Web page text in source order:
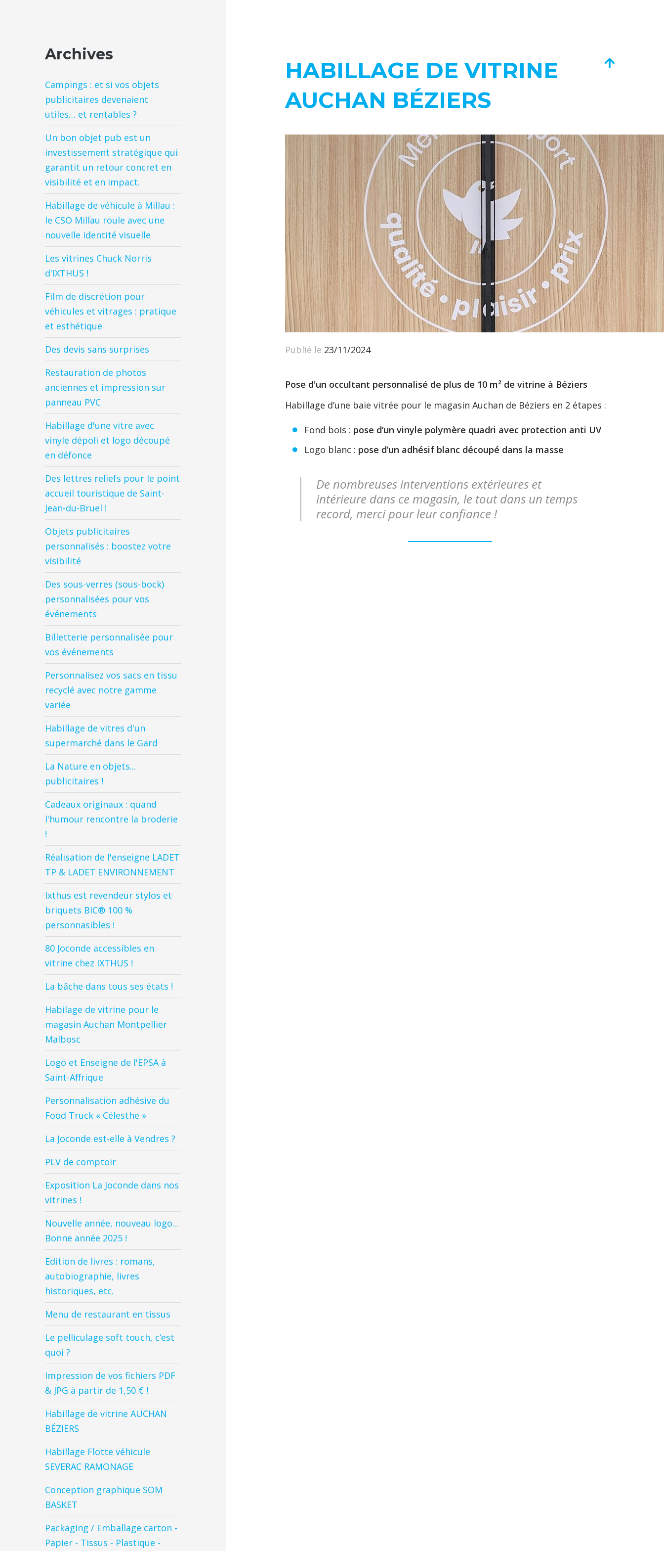
HABILLAGE DE VITRINE
AUCHAN BÉZIERS
Publié le 23/11/2024
Pose d'un occultant personnalisé de plus de 10 m² de vitrine à Béziers
Habillage d’une baie vitrée pour le magasin Auchan de Béziers en 2 étapes :
Fond bois : pose d’un vinyle polymère quadri avec protection anti UV
Logo blanc : pose d’un adhésif blanc découpé dans la masse
De nombreuses interventions extérieures et
intérieure dans ce magasin, le tout dans un temps
record, merci pour leur confiance !
Archives
Campings : et si vos objets
publicitaires devenaient
utiles… et rentables ?
Un bon objet pub est un
investissement stratégique qui
garantit un retour concret en
visibilité et en impact.
Habillage de véhicule à Millau :
le CSO Millau roule avec une
nouvelle identité visuelle
Les vitrines Chuck Norris
d'IXTHUS !
Film de discrétion pour
véhicules et vitrages : pratique
et esthétique
Des devis sans surprises
Restauration de photos
anciennes et impression sur
panneau PVC
Habillage d'une vitre avec
vinyle dépoli et logo découpé
en défonce
Des lettres reliefs pour le point
accueil touristique de Saint-
Jean-du-Bruel !
Objets publicitaires
personnalisés : boostez votre
visibilité
Des sous-verres (sous-bock)
personnalisées pour vos
événements
Billetterie personnalisée pour
vos événements
Personnalisez vos sacs en tissu
recyclé avec notre gamme
variée
Habillage de vitres d'un
supermarché dans le Gard
La Nature en objets...
publicitaires !
Cadeaux originaux : quand
l'humour rencontre la broderie
!
Réalisation de l'enseigne LADET
TP & LADET ENVIRONNEMENT
Ixthus est revendeur stylos et
briquets BIC® 100 %
personnasibles !
80 Joconde accessibles en
vitrine chez IXTHUS !
La bâche dans tous ses états !
Habilage de vitrine pour le
magasin Auchan Montpellier
Malbosc
Logo et Enseigne de l'EPSA à
Saint-Affrique
Personnalisation adhésive du
Food Truck « Célesthe »
La Joconde est-elle à Vendres ?
PLV de comptoir
Exposition La Joconde dans nos
vitrines !
Nouvelle année, nouveau logo...
Bonne année 2025 !
Edition de livres : romans,
autobiographie, livres
historiques, etc.
Menu de restaurant en tissus
Le pelliculage soft touch, c’est
quoi ?
Impression de vos fichiers PDF
& JPG à partir de 1,50 € !
Habillage de vitrine AUCHAN
BÉZIERS
Habillage Flotte véhicule
SEVERAC RAMONAGE
Conception graphique SOM
BASKET
Packaging / Emballage carton -
Papier - Tissus - Plastique -